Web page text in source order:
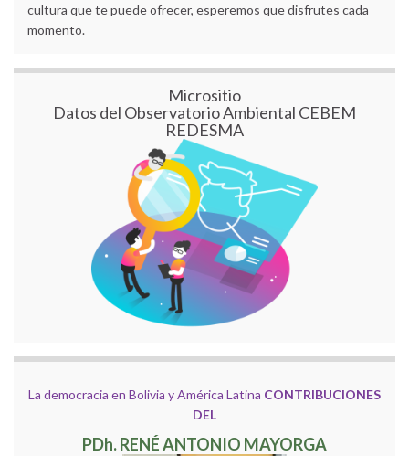
cultura que te puede ofrecer, esperemos que disfrutes cada
momento.
Micrositio
Datos del Observatorio Ambiental CEBEM
REDESMA
La democracia en Bolivia y América Latina CONTRIBUCIONES
DEL
PDh. RENÉ ANTONIO MAYORGA